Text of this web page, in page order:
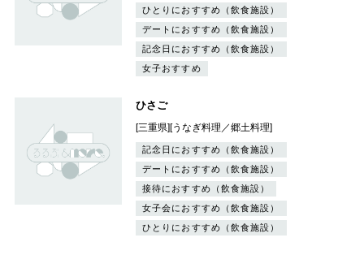
ひとりにおすすめ（飲食施設）
デートにおすすめ（飲食施設）
記念日におすすめ（飲食施設）
女子おすすめ
ひさご
[三重県][うなぎ料理／郷土料理]
記念日におすすめ（飲食施設）
デートにおすすめ（飲食施設）
接待におすすめ（飲食施設）
女子会におすすめ（飲食施設）
ひとりにおすすめ（飲食施設）